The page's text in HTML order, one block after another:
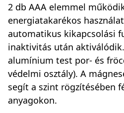
2 db AAA elemmel
energiatakarékos
automatikus kikapcsolási
inaktivitás után
alumínium test por- és
védelmi osztály). A
segít a szint rögzítésében
anyagokon.